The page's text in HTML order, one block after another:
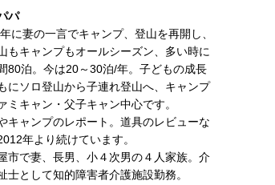
パ
に妻の一言でキャンプ、登山を再開し、
もキャンプもオールシーズン、多い時に
80泊。今は20～30泊/年。子どもの成長
にソロ登山から子連れ登山へ、キャンプ
ミキャン・父子キャン中心です。
キャンプのレポート。道具のレビューな
年より続けています。
市で妻、長男、小４次男の４人家族。介
士として知的障害者介護施設勤務。